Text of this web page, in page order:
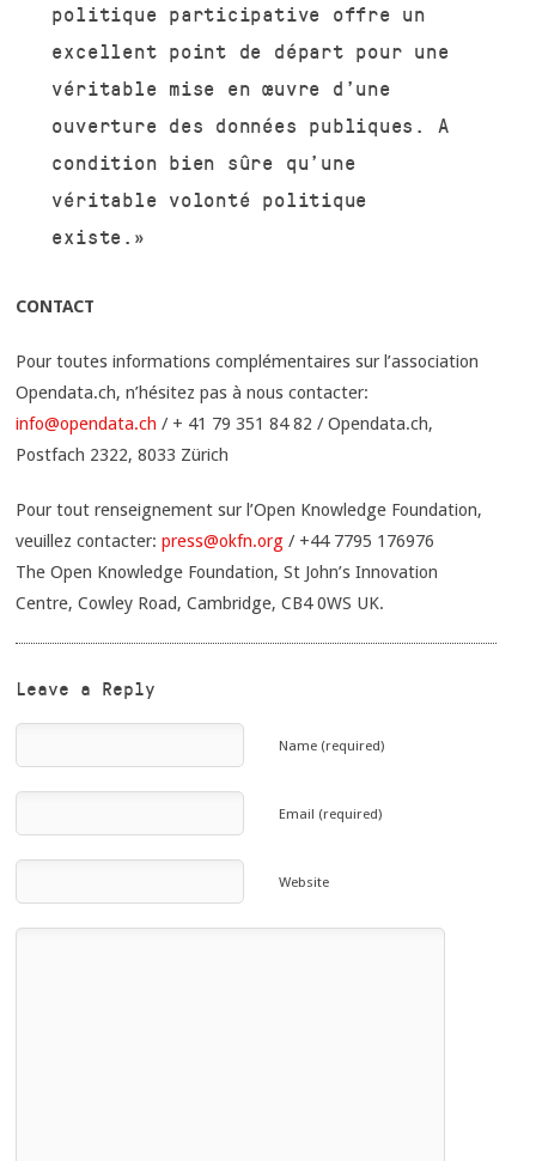
politique participative offre un
excellent point de départ pour une
véritable mise en œuvre d’une
ouverture des données publiques. A
condition bien sûre qu’une
véritable volonté politique
existe.»
CONTACT
Pour toutes informations complémentaires sur l’association
Opendata.ch, n’hésitez pas à nous contacter:
info@opendata.ch / + 41 79 351 84 82 / Opendata.ch,
Postfach 2322, 8033 Zürich
Pour tout renseignement sur l’Open Knowledge Foundation,
veuillez contacter:press@okfn.org / +44 7795 176976
The Open Knowledge Foundation, St John’s Innovation
Centre, Cowley Road, Cambridge, CB4 0WS UK.
Leave a Reply
Name (required)
Email (required)
Website